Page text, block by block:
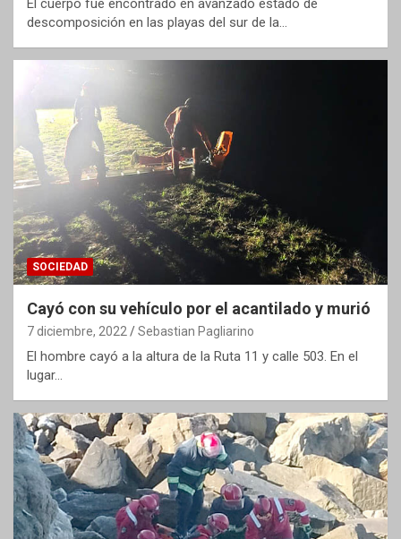
El cuerpo fue encontrado en avanzado estado de
descomposición en las playas del sur de la…
SOCIEDAD
Cayó con su vehículo por el acantilado y murió
7 diciembre, 2022 Sebastian Pagliarino
El hombre cayó a la altura de la Ruta 11 y calle 503. En el
lugar…